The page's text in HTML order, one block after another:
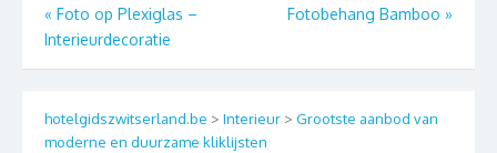
Berichtnavigatie
« Foto op Plexiglas –
Interieurdecoratie
Fotobehang Bamboo »
hotelgidszwitserland.be > Interieur > Grootste aanbod van
moderne en duurzame kliklijsten